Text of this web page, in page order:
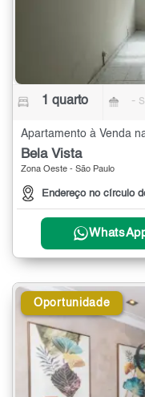
1 quarto -
Apartamento à Venda
Bela Vista
Zona Oeste - São Paulo
Endereço no círculo
Oportunidade